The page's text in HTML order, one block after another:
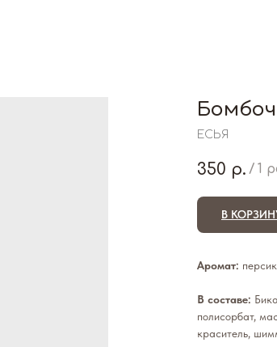
ЕСЬЯ
350 р. / 1
В
Аромат:
В составе:
полисорбат,
краситель,